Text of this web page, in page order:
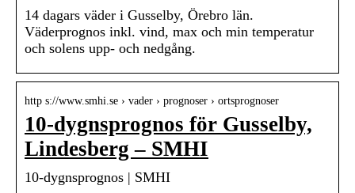
14 dagars väder i Gusselby, Örebro län.
Väderprognos inkl. vind, max och min temperatur
och solens upp- och nedgång.
http s://www.smhi.se › vader › prognoser › ortsprognoser
10-dygnsprognos för Gusselby,
Lindesberg – SMHI
10-dygnsprognos | SMHI